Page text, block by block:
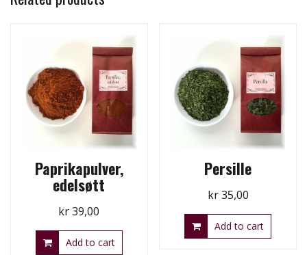
Paprikapulver,
edelsøtt
kr39,00
Add to cart
Persille
kr35,00
Add to cart